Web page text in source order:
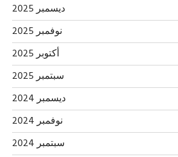
ديسمبر 2025
نوفمبر 2025
أكتوبر 2025
سبتمبر 2025
ديسمبر 2024
نوفمبر 2024
سبتمبر 2024